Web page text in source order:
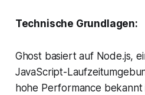
Technische Grundlagen:
Ghost basiert auf Node.js,
JavaScript-
hohe Performance